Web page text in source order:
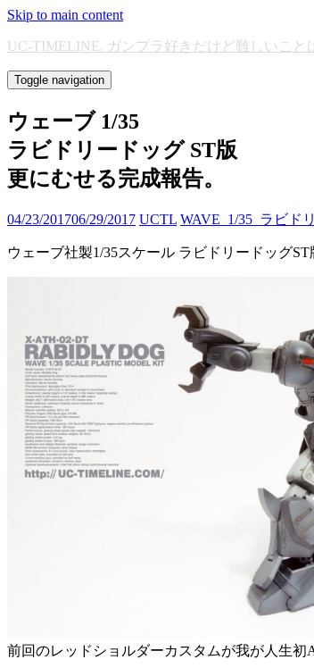
Skip to main content
UC-TIMELINE. ガンプラ好きだけど難しいこと
Toggle navigation
ウェーブ 1/35
ラビドリードッグ ST版
更にむせる完成報告。
04/23/201706/29/2017 UCTL WAVE_1/35_ラビド
ウェーブ社製1/35スケール ラビドリードッグ
前回のレッドショルダーカスタムが我が人生初